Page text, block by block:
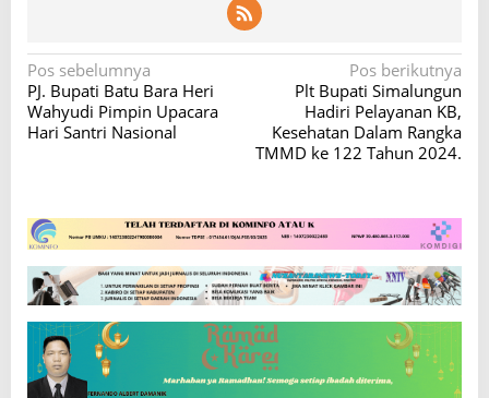
N
a
v
a
s
i
p
o
s
Pos sebelumnya
PJ. Bupati Batu Bara Heri
Wahyudi Pimpin Upacara
Hari Santri Nasional
Pos berikutnya
Plt Bupati Simalungun
Hadiri Pelayanan KB,
Kesehatan Dalam Rangka
TMMD ke 122 Tahun 2024.